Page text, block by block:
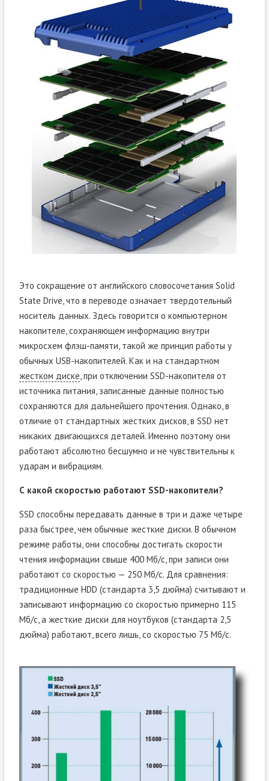
Это сокращение от английского словосочетания Solid
State Drive, что в переводе означает твердотельный
носитель данных. Здесь говорится о компьютерном
накопителе, сохраняющем информацию внутри
микросхем флэш-памяти, такой же принцип работы у
обычных USB-накопителей. Как и на стандартном
жестком диске, при отключении SSD-накопителя от
источника питания, записанные данные полностью
сохраняются для дальнейшего прочтения. Однако, в
отличие от стандартных жестких дисков, в SSD нет
никаких двигающихся деталей. Именно поэтому они
работают абсолютно бесшумно и не чувствительны к
ударам и вибрациям.
С какой скоростью работают SSD-накопители?
SSD способны передавать данные в три и даже четыре
раза быстрее, чем обычные жесткие диски. В обычном
режиме работы, они способны достигать скорости
чтения информации свыше 400 Мб/с, при записи они
работают со скоростью — 250 Мб/с. Для сравнения:
традиционные HDD (стандарта 3,5 дюйма) считывают и
записывают информацию со скоростью примерно 115
Мб/с, а жесткие диски для ноутбуков (стандарта 2,5
дюйма) работают, всего лишь, со скоростью 75 Мб/с.